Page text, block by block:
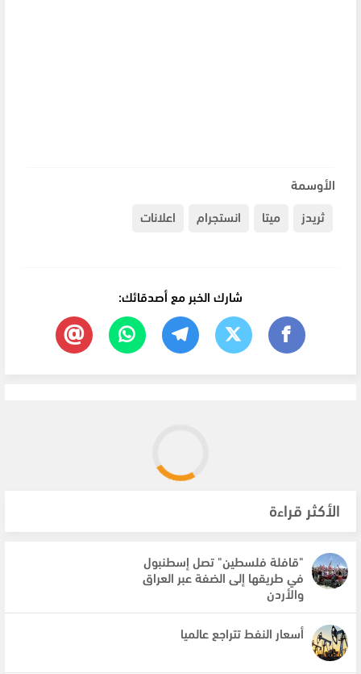
الأوسمة
ثريدز
ميتا انستجرام اعلانات
شارك الخبر مع أصدقائك:
الأكثر قراءة
"قافلة فلسطين" تصل إسطنبول
في طريقها إلى الضفة عبر العراق
والأردن
أسعار النفط تتراجع عالميا